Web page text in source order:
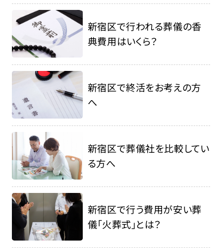
新宿区で行われる葬儀の香
典費用はいくら？
新宿区で終活をお考えの方
へ
新宿区で葬儀社を比較してい
る方へ
新宿区で行う費用が安い葬
儀「火葬式」とは？